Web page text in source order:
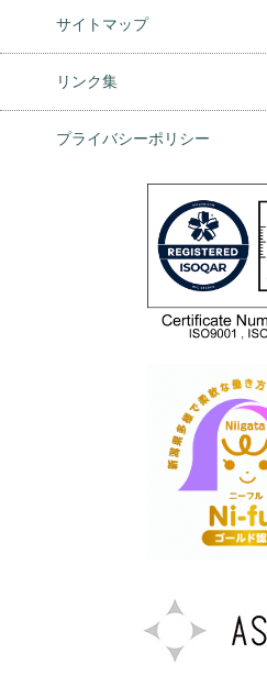
サイトマップ
リンク集
プライバシーポリシー